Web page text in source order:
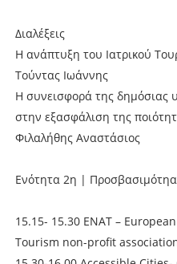
Διαλέξεις
Η ανάπτυξη του Ιατρικού
Τούντας Ιωάννης
Η συνεισφορά της δημόσιας
στην εξασφάλιση της
Φιλαλήθης Αναστάσιος
Ενότητα 2η |
15.15- 15.30 ENAT –
Tourism non-profit